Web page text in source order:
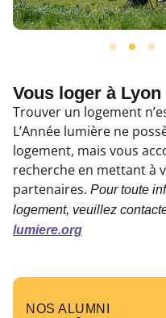
Vous loger à Lyon
Trouver un logement
L’Année lumière ne
logement, mais vous
recherche en mettant à
partenaires. Pour toute
logement, veuillez
lumiere.org
NOS ALUMNI